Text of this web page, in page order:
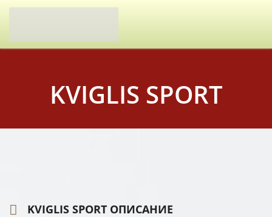
KVIGLIS SPORT
KVIGLIS SPORT ОПИСАНИЕ